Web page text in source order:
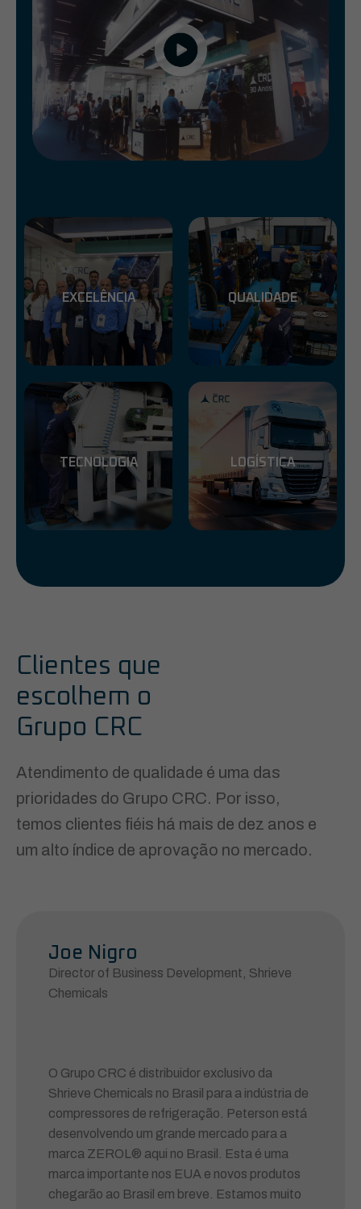
EXCELÊNCIA QUALIDADE
TECNOLOGIA LOGÍSTICA
Clientes que
escolhem o
Grupo CRC
Atendimento de qualidade é uma das
prioridades do Grupo CRC. Por isso,
temos clientes fiéis há mais de dez anos e
um alto índice de aprovação no mercado.
Joe Nigro
Director of Business Development, Shrieve
Chemicals
O Grupo CRC é distribuidor exclusivo da
Shrieve Chemicals no Brasil para a indústria de
compressores de refrigeração. Peterson está
desenvolvendo um grande mercado para a
marca ZEROL® aqui no Brasil. Esta é uma
marca importante nos EUA e novos produtos
chegarão ao Brasil em breve. Estamos muito